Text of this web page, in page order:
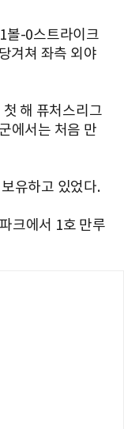
볼-0스트라이크
겨쳐 좌측 외야
해 퓨처스리그
에서는 처음 만
유하고 있었다.
크에서 1호 만루